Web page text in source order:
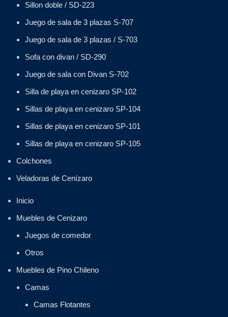
Sillon doble / SD-223
Juego de sala de 3 plazas S-707
Juego de sala de 3 plazas / S-703
Sofa con divan / SD-290
Juego de sala con Divan S-702
Silla de playa en cenizaro SP-102
Sillas de playa en cenizaro SP-104
Sillas de playa en cenizaro SP-101
Sillas de playa en cenizaro SP-105
Colchones
Veladoras de Cenízaro
Inicio
Muebles de Cenizaro
Juegos de comedor
Otros
Muebles de Pino Chileno
Camas
Camas Flotantes